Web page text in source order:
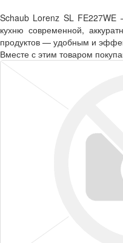
Schaub Lorenz SL FE227WE
кухню современной,
продуктов — удобным и
Вместе с этим товаром